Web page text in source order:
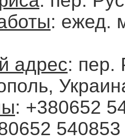
: ежед.
адрес: пер.
: +380652
540853